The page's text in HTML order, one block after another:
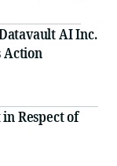
AI Inc.
Action
Respect of